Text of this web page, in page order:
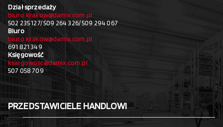
Dział sprzedaży
biuro.krakow@damix.com.pl
502 235 127/ 509 264 326/ 509 294 067
Biuro
biuro.krakow@damix.com.pl
691 821 349
Księgowość
ksiegowosc@damix.com.pl
507 058 709
PRZEDSTAWICIELE HANDLOWI